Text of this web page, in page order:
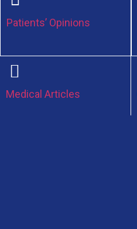
Patients’ Opinions
Medical Articles